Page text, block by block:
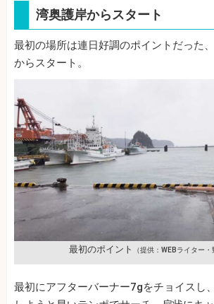
湾奥護岸からスタート
最初の場所は連日好調のポイントだった
からスタート。
最初のポイント （提供：WEBライター・
最初にアフターバーナー7gをチョイスし